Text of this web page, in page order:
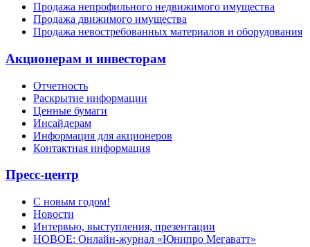
Продажа непрофильного недвижимого имущества
Продажа движимого имущества
Продажа невостребованных материалов и оборудования
Акционерам и инвесторам
Отчетность
Раскрытие информации
Ценные бумаги
Инсайдерам
Информация для акционеров
Контактная информация
Пресс-центр
С новым годом!
Новости
Интервью, выступления, презентации
НОВОЕ: Онлайн-журнал «Юнипро Мегаватт»